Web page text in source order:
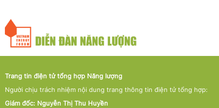
Trang tin điện tử tổng hợp Năng lượng
Người chịu trách nhiệm nội dung trang thông tin điện tử tổng hợp:
Giám đốc: Nguyễn Thị Thu Huyền